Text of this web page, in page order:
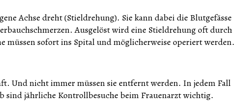
Achse dreht (Stieldrehung). Sie kann dabei die Blutgefässe
Ausgelöst wird eine Stieldrehung oft durch
sofort ins Spital und möglicherweise operiert werden.
Und nicht immer müssen sie entfernt werden. In jedem Fall
sind jährliche Kontrollbesuche beim Frauenarzt wichtig.